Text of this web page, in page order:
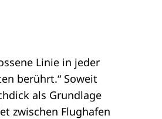
Linie in jeder
berührt.“ Soweit
als Grundlage
zwischen Flughafen